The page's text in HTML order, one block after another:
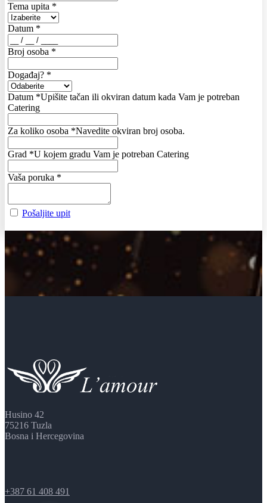
Tema upita *
Datum *
Broj osoba *
Događaj? *
Datum *Upišite tačan ili okviran datum kada Vam je potreban
Catering
Za koliko osoba *Navedite okviran broj osoba.
Grad *U kojem gradu Vam je potreban Catering
Vaša poruka *
Pošaljite upit
Husino 42
75216 Tuzla
Bosna i Hercegovina
+387 61 408 491